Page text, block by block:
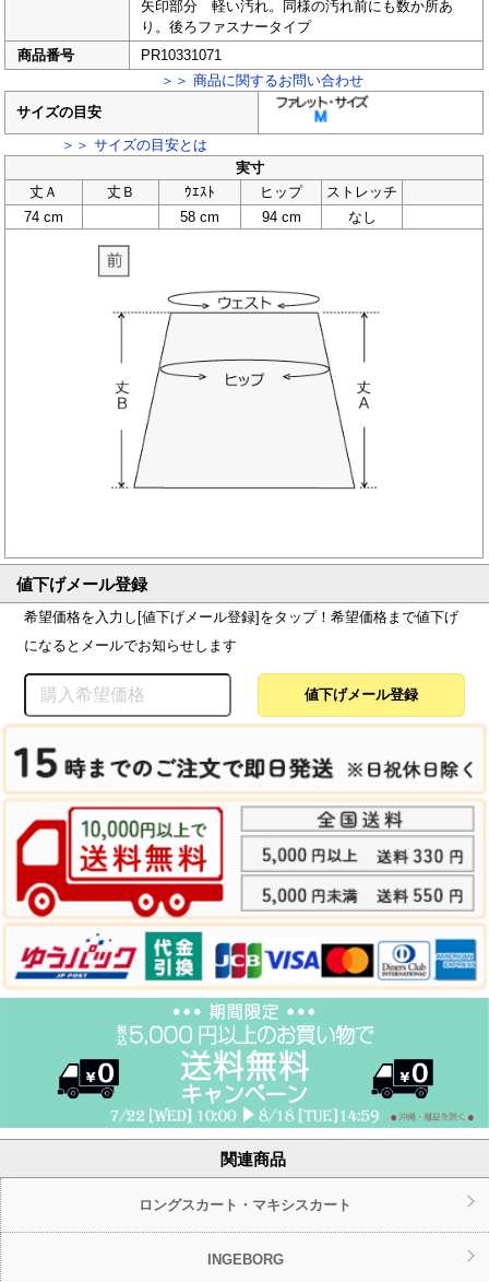
矢印部分 軽い汚れ。同様の汚れ前にも数か所あ
り。後ろファスナータイプ
商品番号
PR10331071
＞＞ 商品に関するお問い合わせ
サイズの目安
＞＞ サイズの目安とは
実寸
丈Ａ
丈Ｂ ｳｴｽﾄ ヒップ
ストレッチ
74 cm
58 cm 94 cm なし
値下げメール登録
希望価格を入力し[値下げメール登録]をタップ！希望価格まで値下げ
になるとメールでお知らせします
関連商品
ロングスカート・マキシスカート
INGEBORG